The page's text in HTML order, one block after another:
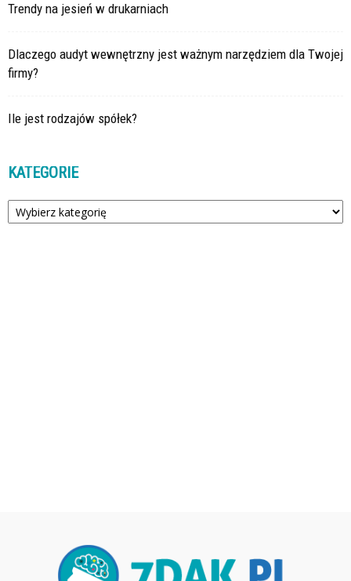
Trendy na jesień w drukarniach
Dlaczego audyt wewnętrzny jest ważnym narzędziem dla Twojej
firmy?
Ile jest rodzajów spółek?
KATEGORIE
Kategorie